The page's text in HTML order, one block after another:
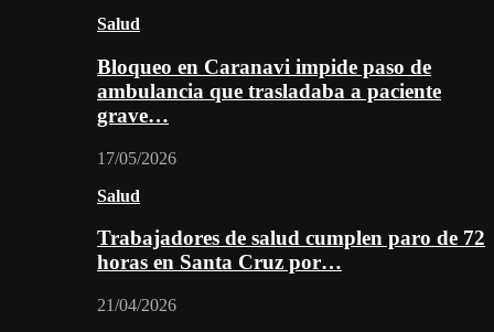
Salud
Bloqueo en Caranavi impide paso de
ambulancia que trasladaba a paciente
grave…
17/05/2026
Salud
Trabajadores de salud cumplen paro de 72
horas en Santa Cruz por…
21/04/2026